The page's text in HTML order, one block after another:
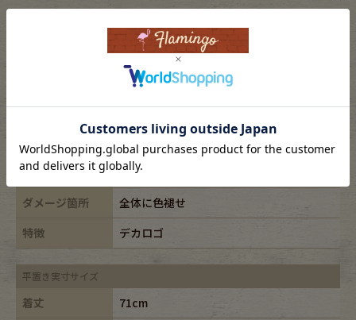
XL
anvil/アンヴィル
素材
cotton100%
年代
-
カラー
オレンジ/orange
ダメージ箇所
全体に色褪せ
特徴
デカロゴ
平置き実寸サイズ
着丈
71cm